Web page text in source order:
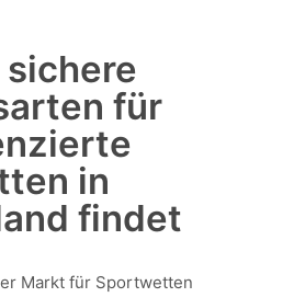
für
in
findet
Markt für Sportwetten